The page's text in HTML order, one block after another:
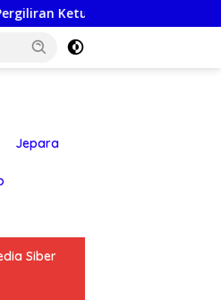
Umum dari Enam Puak Batak
Jepara
Siber